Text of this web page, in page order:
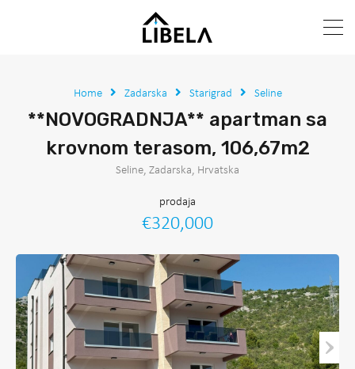
Home Zadarska Starigrad Seline
**NOVOGRADNJA** apartman sa
krovnom terasom, 106,67m2
Seline, Zadarska, Hrvatska
prodaja
€320,000